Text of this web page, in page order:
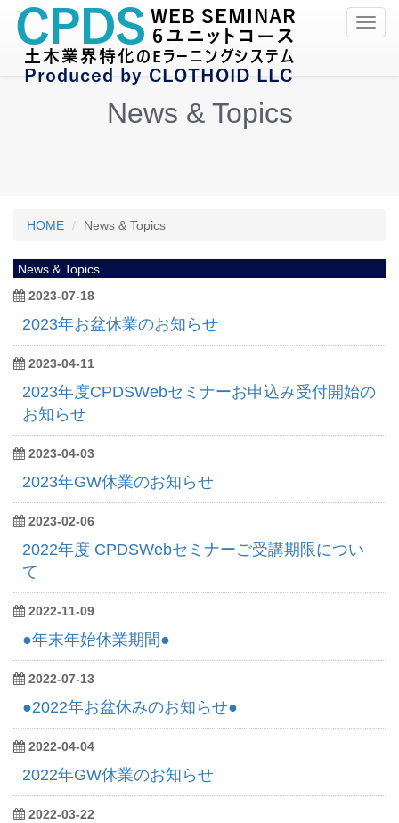
News & Topics
HOME News & Topics
News & Topics
2023-07-18
2023年お盆休業のお知らせ
2023-04-11
2023年度CPDSWebセミナーお申込み受付開始の
お知らせ
2023-04-03
2023年GW休業のお知らせ
2023-02-06
2022年度 CPDSWebセミナーご受講期限につい
て
2022-11-09
●年末年始休業期間●
2022-07-13
●2022年お盆休みのお知らせ●
2022-04-04
2022年GW休業のお知らせ
2022-03-22